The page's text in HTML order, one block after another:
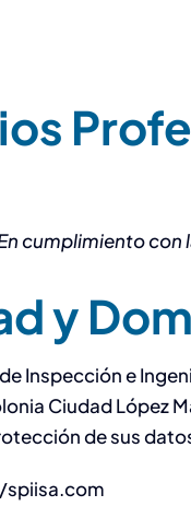
cumplimiento con
y
Inspección e
Ciudad López
de sus
spiisa.com